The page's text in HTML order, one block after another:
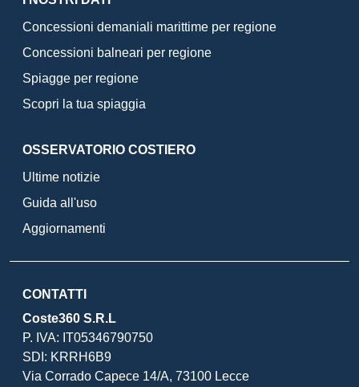
Concessioni demaniali marittime per regione
Concessioni balneari per regione
Spiagge per regione
Scopri la tua spiaggia
OSSERVATORIO COSTIERO
Ultime notizie
Guida all'uso
Aggiornamenti
CONTATTI
Coste360 S.R.L
P. IVA: IT05346790750
SDI: KRRH6B9
Via Corrado Capece 14/A, 73100 Lecce